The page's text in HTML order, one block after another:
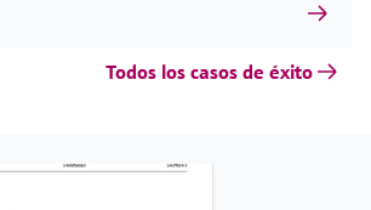
Todos los casos de éxito